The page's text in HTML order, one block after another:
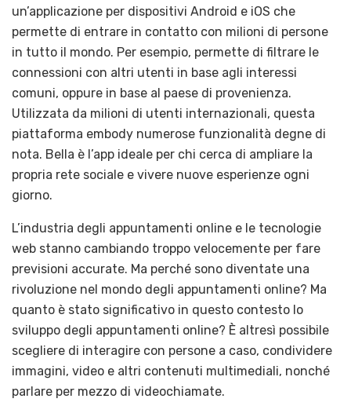
un’applicazione per dispositivi Android e iOS che
permette di entrare in contatto con milioni di persone
in tutto il mondo. Per esempio, permette di filtrare le
connessioni con altri utenti in base agli interessi
comuni, oppure in base al paese di provenienza.
Utilizzata da milioni di utenti internazionali, questa
piattaforma embody numerose funzionalità degne di
nota. Bella è l’app ideale per chi cerca di ampliare la
propria rete sociale e vivere nuove esperienze ogni
giorno.
L’industria degli appuntamenti online e le tecnologie
web stanno cambiando troppo velocemente per fare
previsioni accurate. Ma perché sono diventate una
rivoluzione nel mondo degli appuntamenti online? Ma
quanto è stato significativo in questo contesto lo
sviluppo degli appuntamenti online? È altresì possibile
scegliere di interagire con persone a caso, condividere
immagini, video e altri contenuti multimediali, nonché
parlare per mezzo di videochiamate.